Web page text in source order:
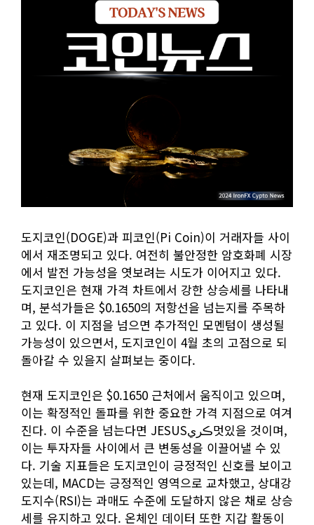
도지코인(DOGE)과 피코인(Pi Coin)이 거래자들 사이
에서 재조명되고 있다. 여전히 불안정한 암호화폐 시장
에서 발전 가능성을 엿보려는 시도가 이어지고 있다.
도지코인은 현재 가격 차트에서 강한 상승세를 나타내
며, 분석가들은 $0.1650의 저항선을 넘는지를 주목하
고 있다. 이 지점을 넘으면 추가적인 모멘텀이 생성될
가능성이 있으면서, 도지코인이 4월 초의 고점으로 되
돌아갈 수 있을지 살펴보는 중이다.
현재 도지코인은 $0.1650 근처에서 움직이고 있으며,
이는 확정적인 돌파를 위한 중요한 가격 지점으로 여겨
진다. 이 수준을 넘는다면 JESUSڪري멋있을 것이며,
이는 투자자들 사이에서 큰 변동성을 이끌어낼 수 있
다. 기술 지표들은 도지코인이 긍정적인 신호를 보이고
있는데, MACD는 긍정적인 영역으로 교차했고, 상대강
도지수(RSI)는 과매도 수준에 도달하지 않은 채로 상승
세를 유지하고 있다. 온체인 데이터 또한 지갑 활동이